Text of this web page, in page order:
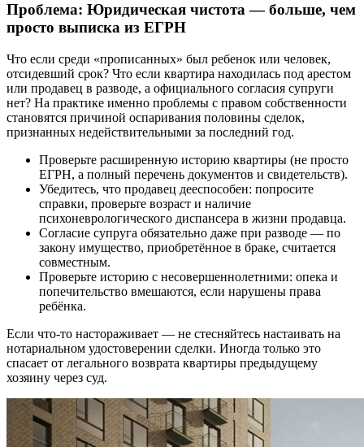
Проблема: Юридическая чистота — больше, чем
просто выписка из ЕГРН
Что если среди «прописанных» был ребенок или человек,
отсидевший срок? Что если квартира находилась под арестом
или продавец в разводе, а официального согласия супруги
нет? На практике именно проблемы с правом собственности
становятся причиной оспаривания половины сделок,
признанных недействительными за последний год.
Проверьте расширенную историю квартиры (не просто
ЕГРН, а полный перечень документов и свидетельств).
Убедитесь, что продавец дееспособен: попросите
справки, проверьте возраст и наличие
психоневрологического диспансера в жизни продавца.
Согласие супруга обязательно даже при разводе — по
закону имущество, приобретённое в браке, считается
совместным.
Проверьте историю с несовершеннолетними: опека и
попечительство вмешаются, если нарушены права
ребёнка.
Если что-то настораживает — не стесняйтесь настаивать на
нотариальном удостоверении сделки. Иногда только это
спасает от легального возврата квартиры предыдущему
хозяину через суд.